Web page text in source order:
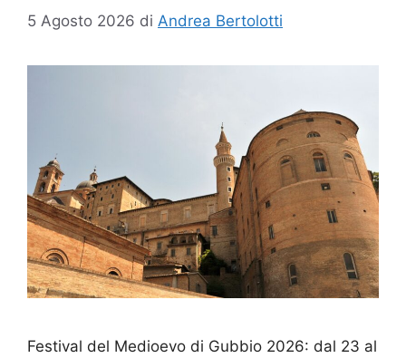
5 Agosto 2026 di Andrea Bertolotti
Festival del Medioevo di Gubbio 2026: dal 23 al